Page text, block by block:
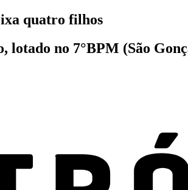
quatro filhos
no 7°BPM (São